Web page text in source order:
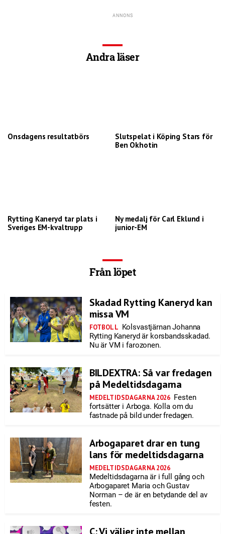
Andra läser
Onsdagens resultatbörs
Slutspelat i Köping Stars för
Ben Okhotin
Rytting Kaneryd tar plats i
Sveriges EM-kvaltrupp
Ny medalj för Carl Eklund i
junior-EM
Från löpet
Skadad Rytting Kaneryd kan
missa VM
FOTBOLL Kolsvastjärnan Johanna
Rytting Kaneryd är korsbandsskadad.
Nu är VM i farozonen.
BILDEXTRA: Så var fredagen
på Medeltidsdagarna
MEDELTIDSDAGARNA 2026 Festen
fortsätter i Arboga. Kolla om du
fastnade på bild under fredagen.
Arbogaparet drar en tung
lans för medeltidsdagarna
MEDELTIDSDAGARNA 2026
Medeltidsdagarna är i full gång och
Arbogaparet Maria och Gustav
Norman – de är en betydande del av
festen.